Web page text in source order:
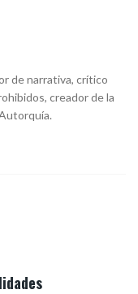
de narrativa, crítico
creador de la